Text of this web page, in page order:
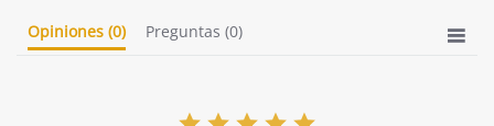
Opiniones (0) Preguntas (0)